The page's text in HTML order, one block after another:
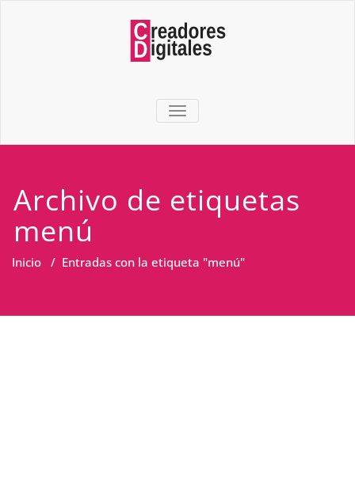
TOGGLE NAVIGATION
Archivo de etiquetas
menú
Inicio / Entradas con la etiqueta "menú"